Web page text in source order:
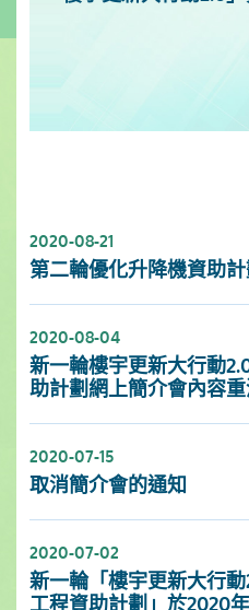
2020-08-21
第二輪優化升降機資助
2020-08-04
新一輪樓宇更新大行動
助計劃網上簡介會內容
2020-07-15
取消簡介會的通知
2020-07-02
新一輪「樓宇更新大行
工程資助計劃」於2020